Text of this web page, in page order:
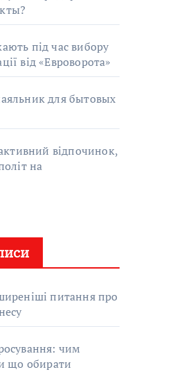
під час вибору
від «Евроворота»
для бытовых
відпочинок,
на
питання про
чим
що обирати